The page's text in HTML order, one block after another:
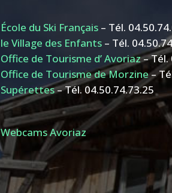
École du Ski Français – Tél.
le Village des Enfants – Tél.
Office de Tourisme d’ Avoriaz– Tél.
Office de Tourisme de Morzine–
Supérettes– Tél. 04.50.74.73.25
Webcams Avoriaz